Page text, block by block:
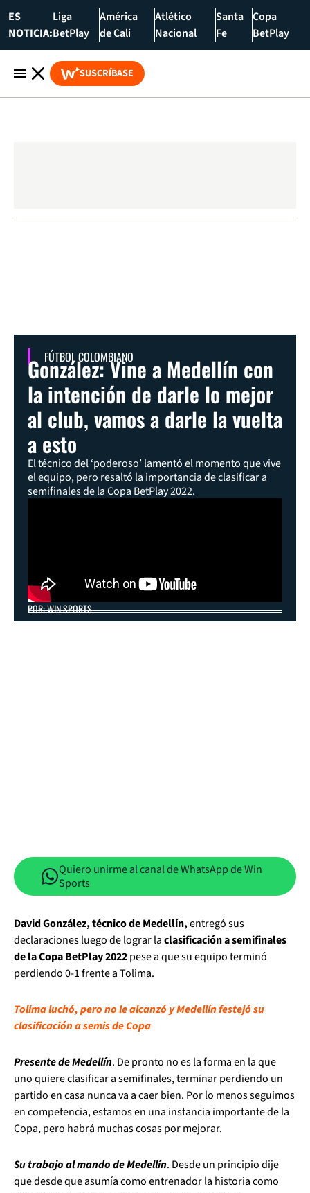
ES
NOTICIA:
Liga
BetPlay
América
de Cali
Atlético
Nacional
Santa
Fe
Copa
BetPlay
SUSCRÍBASE
FÚTBOL COLOMBIANO
González: Vine a Medellín con
la intención de darle lo mejor
al club, vamos a darle la vuelta
a esto
El técnico del ‘poderoso’ lamentó el momento que vive
el equipo, pero resaltó la importancia de clasificar a
semifinales de la Copa BetPlay 2022.
POR: WIN SPORTS
Quiero unirme al canal de WhatsApp de Win
Sports
David González, técnico de Medellín,entregó sus
declaraciones luego de lograr laclasificación a semifinales
de la Copa BetPlay 2022pese a que su equipo terminó
perdiendo 0-1 frente a Tolima.
Tolima luchó, pero no le alcanzó y Medellín festejó su
clasificación a semis de Copa
Presente de Medellín. De pronto no es la forma en la que
uno quiere clasificar a semifinales, terminar perdiendo un
partido en casa nunca va a caer bien. Por lo menos seguimos
en competencia, estamos en una instancia importante de la
Copa, pero habrá muchas cosas por mejorar.
Su trabajo al mando de Medellín. Desde un principio dije
que desde que asumía como entrenador la historia como